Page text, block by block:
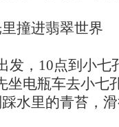
里撞进翡翠世界
发，10点到小
坐电瓶车去小七
水里的青苔，